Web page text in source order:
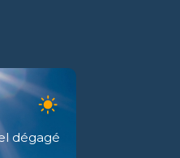
dégagé